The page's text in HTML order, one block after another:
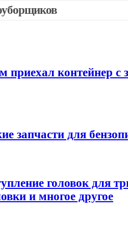
другие
приехал контейнер с
запчасти для
головок для
и многое другое